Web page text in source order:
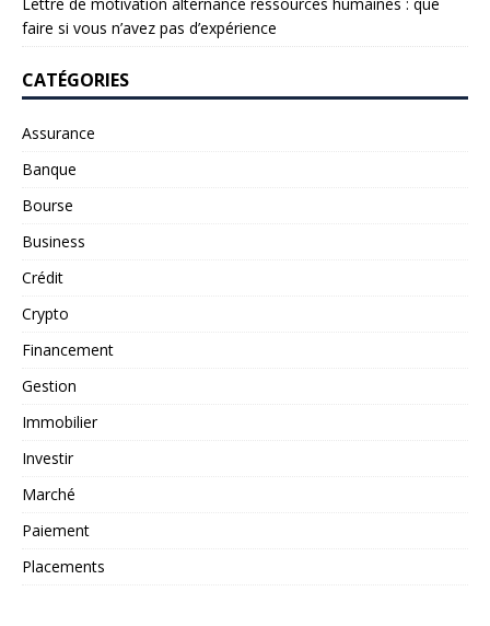
faire si vous n’avez pas d’expérience
CATÉGORIES
Assurance
Banque
Bourse
Business
Crédit
Crypto
Financement
Gestion
Immobilier
Investir
Marché
Paiement
Placements